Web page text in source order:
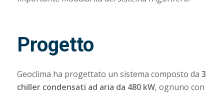
Progetto
Geoclima ha progettato un sistema composto da 3
chiller condensati ad aria da 480 kW, ognuno con